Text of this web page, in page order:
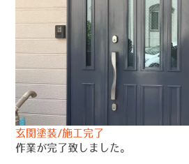
玄関塗装/施工完了
作業が完了致しました。